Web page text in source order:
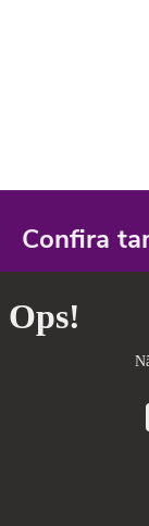
Confira